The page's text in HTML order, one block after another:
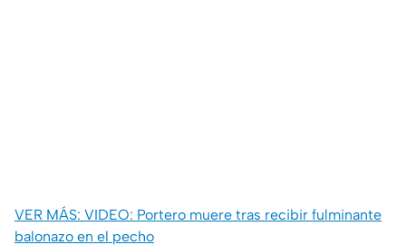
VER MÁS: VIDEO: Portero muere tras recibir fulminante
balonazo en el pecho